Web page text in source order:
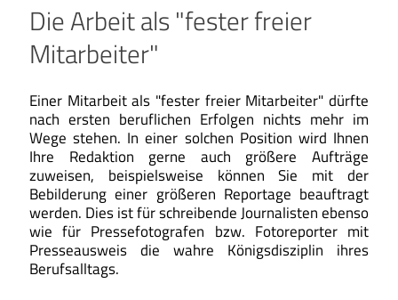
Die Arbeit als "fester freier
Mitarbeiter"
Einer Mitarbeit als "fester freier Mitarbeiter" dürfte
nach ersten beruflichen Erfolgen nichts mehr im
Wege stehen. In einer solchen Position wird Ihnen
Ihre Redaktion gerne auch größere Aufträge
zuweisen, beispielsweise können Sie mit der
Bebilderung einer größeren Reportage beauftragt
werden. Dies ist für schreibende Journalisten ebenso
wie für Pressefotografen bzw. Fotoreporter mit
Presseausweis die wahre Königsdisziplin ihres
Berufsalltags.